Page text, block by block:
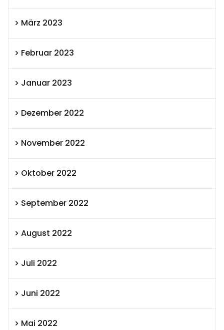
März 2023
Februar 2023
Januar 2023
Dezember 2022
November 2022
Oktober 2022
September 2022
August 2022
Juli 2022
Juni 2022
Mai 2022